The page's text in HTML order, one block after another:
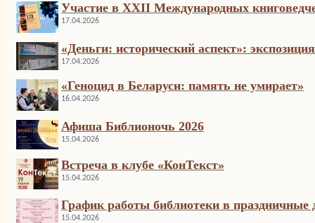
Участие в ХХII Международных
17.04.2026
«Деньги: исторический аспект»:
17.04.2026
«Геноцид в Беларуси: память не умирает»
16.04.2026
Афиша Библионочь 2026
15.04.2026
Встреча в клубе «КонТекст»
15.04.2026
График работы библиотеки в праздничные
15.04.2026